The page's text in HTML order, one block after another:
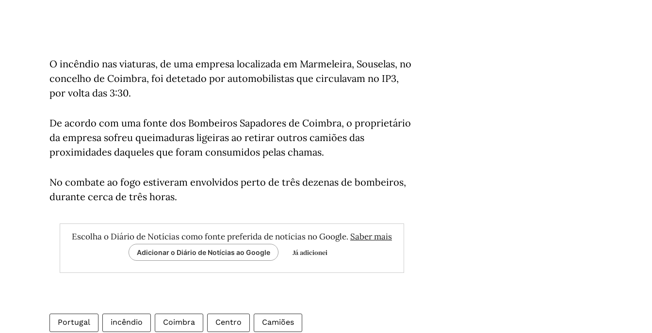
O incêndio nas viaturas, de uma empresa localizada em Marmeleira, Souselas, no
concelho de Coimbra, foi detetado por automobilistas que circulavam no IP3,
por volta das 3:30.
De acordo com uma fonte dos Bombeiros Sapadores de Coimbra, o proprietário
da empresa sofreu queimaduras ligeiras ao retirar outros camiões das
proximidades daqueles que foram consumidos pelas chamas.
No combate ao fogo estiveram envolvidos perto de três dezenas de bombeiros,
durante cerca de três horas.
Escolha o Diário de Notícias como fonte preferida de notícias no Google. Saber mais
Adicionar o Diário de Notícias ao Google Já adicionei
Portugal incêndio Coimbra Centro Camiões